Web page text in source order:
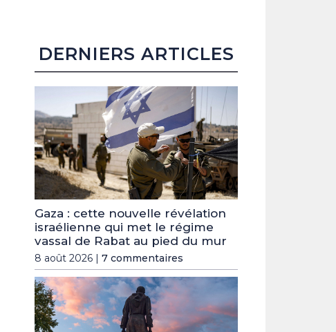
DERNIERS ARTICLES
Gaza : cette nouvelle révélation
israélienne qui met le régime
vassal de Rabat au pied du mur
8 août 2026 | 7 commentaires